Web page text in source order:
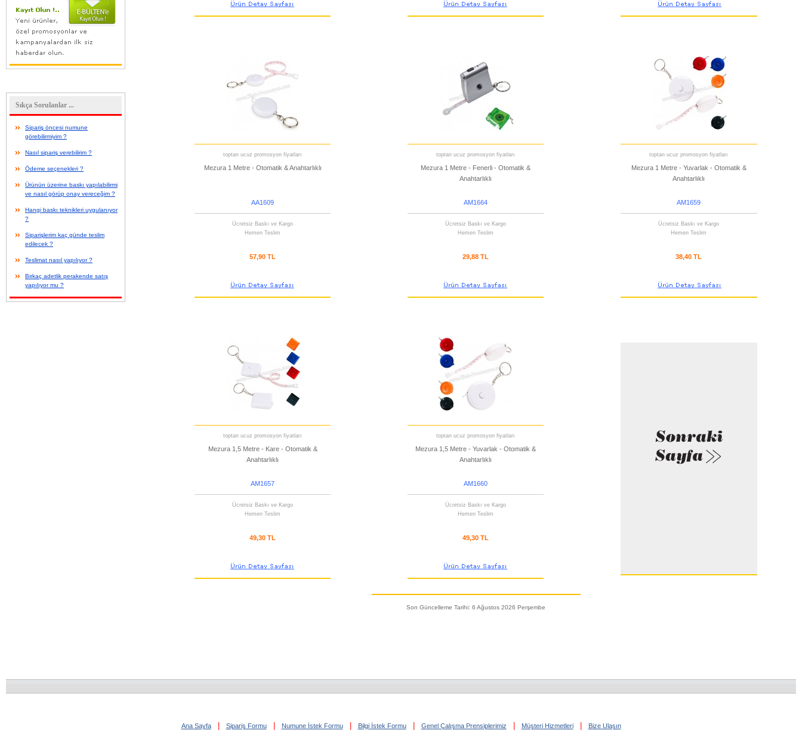
Sıkça Sorulanlar ...
Sipariş öncesi numune
görebilirmiyim ?
Nasıl sipariş verebilirim ?
Ödeme seçenekleri ?
Ürünün üzerine baskı yapılabilirmi
ve nasıl görüp onay vereceğim ?
Hangi baskı teknikleri uygulanıyor
?
Siparişlerim kaç günde teslim
edilecek ?
Teslimat nasıl yapılıyor ?
Birkaç adetlik perakende satış
yapılıyor mu ?
toptan ucuz promosyon fiyatları
Mezura 1 Metre - Otomatik & Anahtarlıklı
AA1609
Ücretsiz Baskı ve Kargo
Hemen Teslim
57,90 TL
toptan ucuz promosyon fiyatları
Mezura 1 Metre - Fenerli - Otomatik &
Anahtarlıklı
AM1664
Ücretsiz Baskı ve Kargo
Hemen Teslim
29,88 TL
toptan ucuz promosyon fiyatları
Mezura 1 Metre - Yuvarlak - Otomatik &
Anahtarlıklı
AM1659
Ücretsiz Baskı ve Kargo
Hemen Teslim
38,40 TL
toptan ucuz promosyon fiyatları
Mezura 1,5 Metre - Kare - Otomatik &
Anahtarlıklı
AM1657
Ücretsiz Baskı ve Kargo
Hemen Teslim
49,30 TL
toptan ucuz promosyon fiyatları
Mezura 1,5 Metre - Yuvarlak - Otomatik &
Anahtarlıklı
AM1660
Ücretsiz Baskı ve Kargo
Hemen Teslim
49,30 TL
Son Güncelleme Tarihi: 6 Ağustos 2026 Perşembe
Ana Sayfa Sipariş Formu Numune İstek Formu Bilgi İstek Formu Genel Çalışma Prensiplerimiz Müşteri Hizmetleri Bize Ulaşın